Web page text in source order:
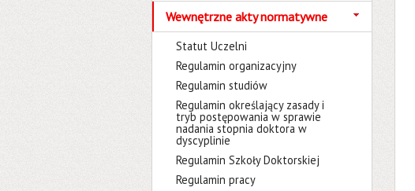
Wewnętrzne akty normatywne
Statut Uczelni
Regulamin organizacyjny
Regulamin studiów
Regulamin określający zasady i
tryb postępowania w sprawie
nadania stopnia doktora w
dyscyplinie
Regulamin Szkoły Doktorskiej
Regulamin pracy